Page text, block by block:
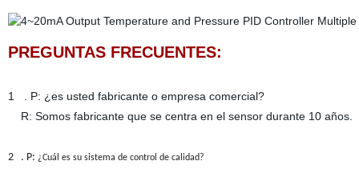
PREGUNTAS FRECUENTES:
1 . P: ¿es usted fabricante o empresa comercial?
R: Somos fabricante que se centra en el sensor durante 10 años.
2 . P: ¿Cuál es su sistema de control de calidad?